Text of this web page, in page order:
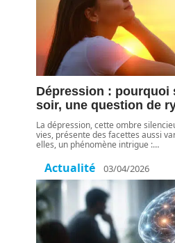
Dépression : pourquoi
soir, une question de
La dépression, cette ombre
vies, présente des facettes aussi
elles, un phénomène intrigue :…
Actualité 03/04/2026